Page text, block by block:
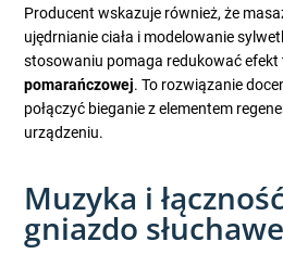
Producent wskazuje również, że
ujędrnianie ciała i modelowanie
stosowaniu pomaga redukować
pomarańczowej. To rozwiązanie
połączyć bieganie z elementem
urządzeniu.
Muzyka i
gniazdo